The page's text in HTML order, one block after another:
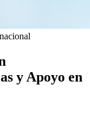
y Apoyo en